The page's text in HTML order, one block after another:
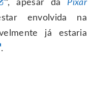
”, apesar da Pixar
envolvida na
já estaria
.